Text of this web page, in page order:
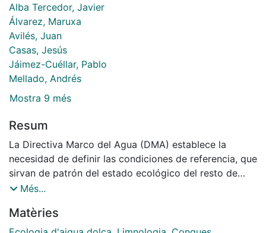
Alba Tercedor, Javier
Álvarez, Maruxa
Avilés, Juan
Casas, Jesús
Jáimez-Cuéllar, Pablo
Mellado, Andrés
Mostra 9 més
Resum
La Directiva Marco del Agua (DMA) establece la
necesidad de definir las condiciones de referencia, que
sirvan de patrón del estado ecológico del resto de
estaciones del mismo ecotipo. Varios son los criterios
condiciones de referencia. En el proyecto
GUADALMED cinco localidades por cuenca
Més...
Matèries